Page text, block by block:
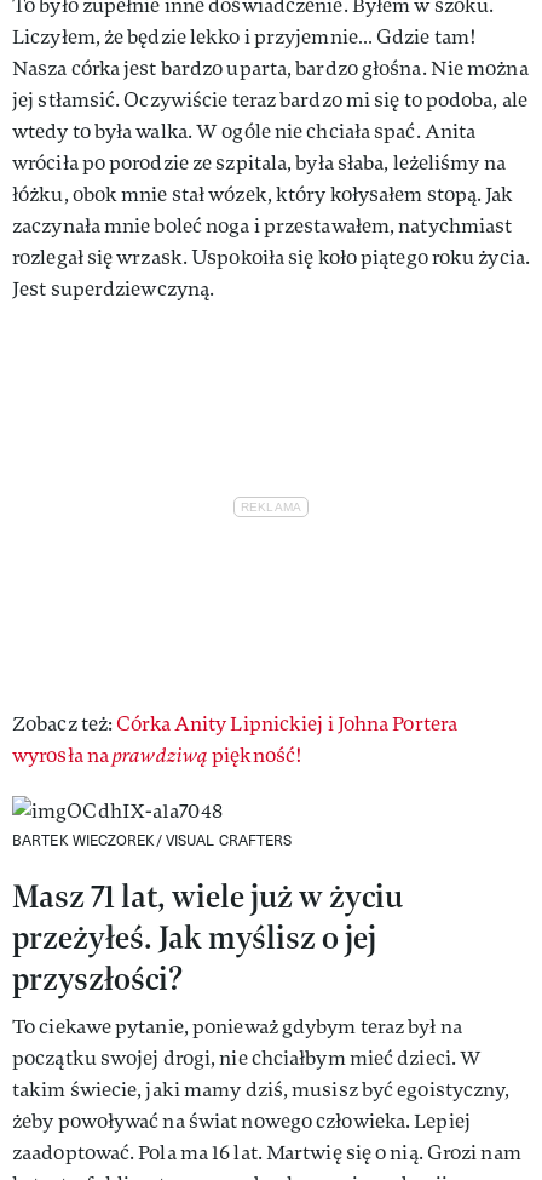
To było zupełnie inne doświadczenie. Byłem w szoku.
Liczyłem, że będzie lekko i przyjemnie… Gdzie tam!
Nasza córka jest bardzo uparta, bardzo głośna. Nie można
jej stłamsić. Oczywiście teraz bardzo mi się to podoba, ale
wtedy to była walka. W ogóle nie chciała spać. Anita
wróciła po porodzie ze szpitala, była słaba, leżeliśmy na
łóżku, obok mnie stał wózek, który kołysałem stopą. Jak
zaczynała mnie boleć noga i przestawałem, natychmiast
rozlegał się wrzask. Uspokoiła się koło piątego roku życia.
Jest superdziewczyną.
Zobacz też: Córka Anity Lipnickiej i Johna Portera
wyrosła naprawdziwąpiękność!
BARTEK WIECZOREK/ VISUAL CRAFTERS
Masz 71 lat, wiele już w życiu
przeżyłeś. Jak myślisz o jej
przyszłości?
To ciekawe pytanie, ponieważ gdybym teraz był na
początku swojej drogi, nie chciałbym mieć dzieci. W
takim świecie, jaki mamy dziś, musisz być egoistyczny,
żeby powoływać na świat nowego człowieka. Lepiej
zaadoptować. Pola ma 16 lat. Martwię się o nią. Grozi nam